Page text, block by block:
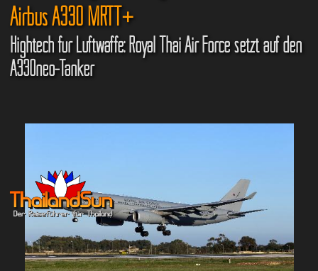
Airbus A330 MRTT+
Hightech für Luftwaffe: Royal Thai Air Force setzt auf den
A330neo-Tanker